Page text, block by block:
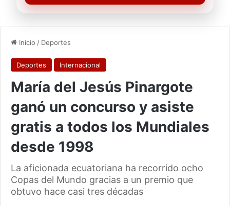
Inicio / Deportes
Deportes Internacional
María del Jesús Pinargote
ganó un concurso y asiste
gratis a todos los Mundiales
desde 1998
La aficionada ecuatoriana ha recorrido ocho
Copas del Mundo gracias a un premio que
obtuvo hace casi tres décadas